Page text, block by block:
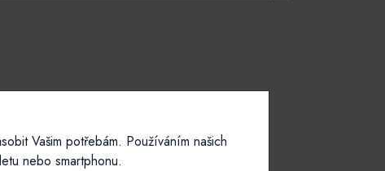
Vašim potřebám. Používáním našich
nebo smartphonu.